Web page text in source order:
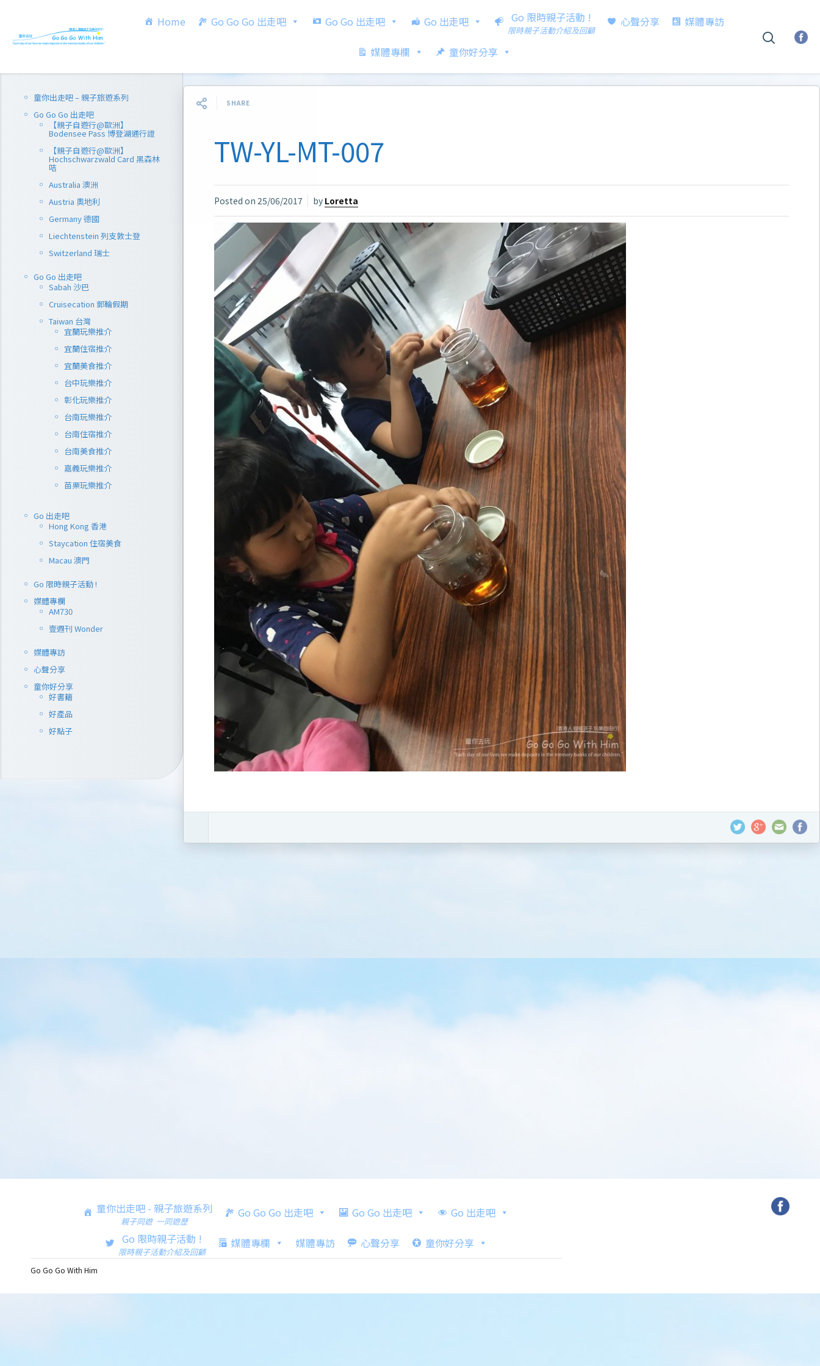
Home Go Go Go 出走吧 Go Go 出走吧 Go 出走吧 Go 限時親子活動 !
限時親子活動介紹及回顧
心聲分享 媒體專訪
媒體專欄 童你好分享
童你出走吧 – 親子旅遊系列
Go Go Go 出走吧
【親子自遊行@歐洲】
Bodensee Pass 博登湖通行證
【親子自遊行@歐洲】
Hochschwarzwald Card 黑森林
咭
Australia 澳洲
Austria 奧地利
Germany 德國
Liechtenstein 列支敦士登
Switzerland 瑞士
Go Go 出走吧
Sabah 沙巴
Cruisecation 郵輪假期
Taiwan 台灣
宜蘭玩樂推介
宜蘭住宿推介
宜蘭美食推介
台中玩樂推介
彰化玩樂推介
台南玩樂推介
台南住宿推介
台南美食推介
嘉義玩樂推介
苗栗玩樂推介
Go 出走吧
Hong Kong 香港
Staycation 住宿美食
Macau 澳門
Go 限時親子活動 !
媒體專欄
AM730
壹週刊 Wonder
媒體專訪
心聲分享
童你好分享
好書籍
好產品
好點子
SHARE
TW-YL-MT-007
Posted on 25/06/2017 by Loretta
童你出走吧 - 親子旅遊系列
親子同遊 一同遊歷
Go Go Go 出走吧 Go Go 出走吧
Go 出走吧
Go 限時親子活動 !
限時親子活動介紹及回顧
媒體專欄 媒體專訪 心聲分享 童你好分享
Go Go Go With Him